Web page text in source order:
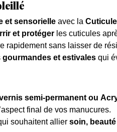
et sensorielleavec la
et protégerles cuticules
rapidement sans laisser de
gourmandes et estivalesqui
semi-permanent ou
final de vos manucures.
souhaitent allier soin,